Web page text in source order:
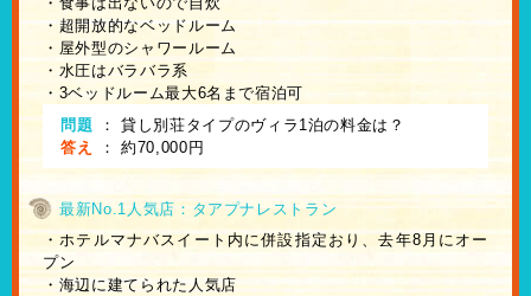
・超開放的なベッドルーム
・屋外型のシャワールーム
・水圧はバラバラ系
・3ベッドルーム最大6名まで宿泊可
問題
： 貸し別荘タイプのヴィラ1泊の料金は？
答え
： 約70,000円
最新No.1人気店：タアプナレストラン
・ホテルマナバスイート内に併設指定おり、去年8月にオー
プン
・海辺に建てられた人気店